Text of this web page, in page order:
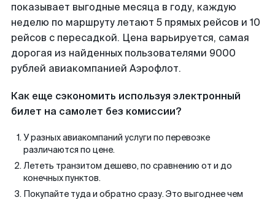
показывает выгодные месяца в году, каждую
неделю по маршруту летают 5 прямых рейсов и 10
рейсов с пересадкой. Цена варьируется, самая
дорогая из найденных пользователями 9000
рублей авиакомпанией Аэрофлот.
Как еще сэкономить используя электронный
билет на самолет без комиссии?
У разных авиакомпаний услуги по перевозке
различаются по цене.
Лететь транзитом дешево, по сравнению от и до
конечных пунктов.
Покупайте туда и обратно сразу. Это выгоднее чем